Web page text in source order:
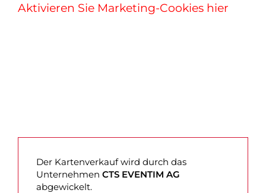
Aktivieren Sie Marketing-Cookies hier
Der Kartenverkauf wird durch das
Unternehmen CTS EVENTIM AG
abgewickelt.